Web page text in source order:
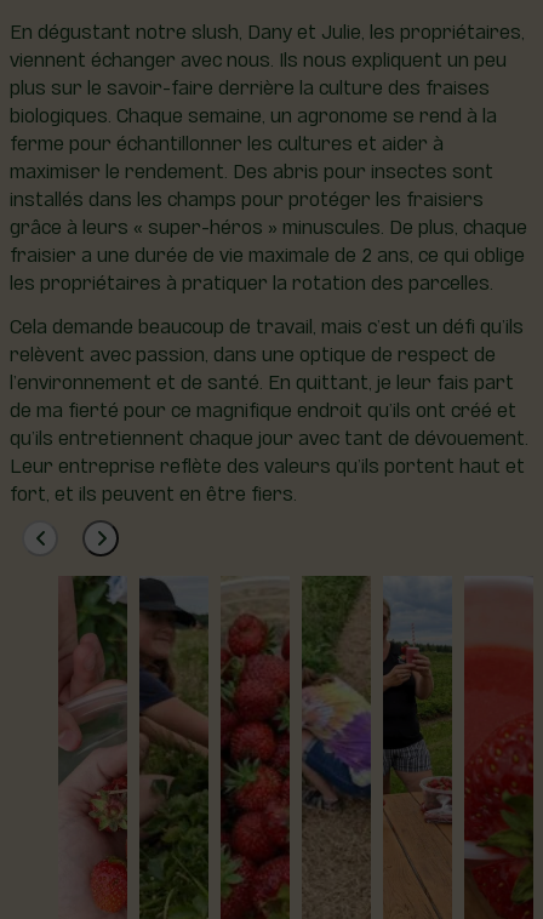
En dégustant notre slush, Dany et Julie, les propriétaires,
viennent échanger avec nous. Ils nous expliquent un peu
plus sur le savoir-faire derrière la culture des fraises
biologiques. Chaque semaine, un agronome se rend à la
ferme pour échantillonner les cultures et aider à
maximiser le rendement. Des abris pour insectes sont
installés dans les champs pour protéger les fraisiers
grâce à leurs « super-héros » minuscules. De plus, chaque
fraisier a une durée de vie maximale de 2 ans, ce qui oblige
les propriétaires à pratiquer la rotation des parcelles.
Cela demande beaucoup de travail, mais c’est un défi qu’ils
relèvent avec passion, dans une optique de respect de
l’environnement et de santé. En quittant, je leur fais part
de ma fierté pour ce magnifique endroit qu’ils ont créé et
qu’ils entretiennent chaque jour avec tant de dévouement.
Leur entreprise reflète des valeurs qu’ils portent haut et
fort, et ils peuvent en être fiers.